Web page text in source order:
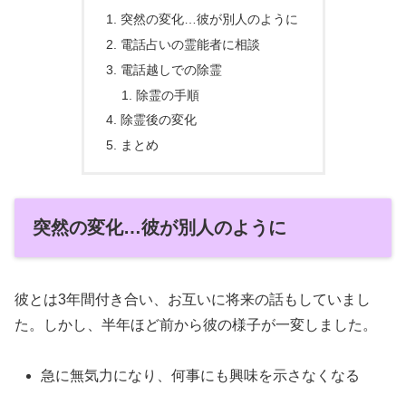
突然の変化…彼が別人のように
電話占いの霊能者に相談
電話越しでの除霊
除霊の手順
除霊後の変化
まとめ
突然の変化…彼が別人のように
彼とは3年間付き合い、お互いに将来の話もしていまし
た。しかし、半年ほど前から彼の様子が一変しました。
急に無気力になり、何事にも興味を示さなくなる